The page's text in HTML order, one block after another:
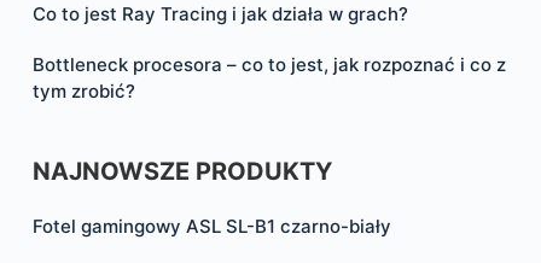
Co to jest Ray Tracing i jak działa w grach?
Bottleneck procesora – co to jest, jak rozpoznać i co z
tym zrobić?
NAJNOWSZE PRODUKTY
Fotel gamingowy ASL SL-B1 czarno-biały